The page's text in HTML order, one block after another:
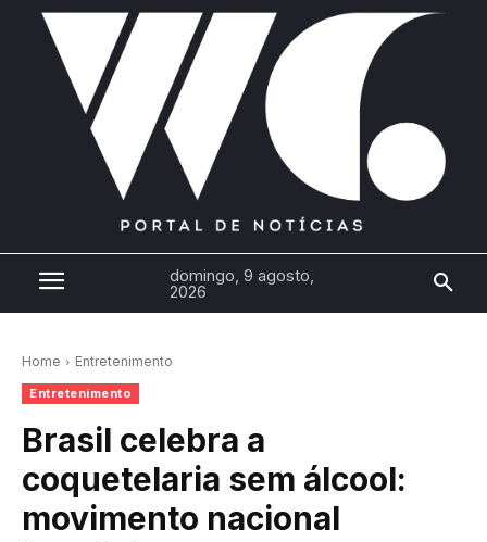
domingo, 9 agosto,
2026
Home Entretenimento
Entretenimento
Brasil celebra a
coquetelaria sem álcool:
movimento nacional